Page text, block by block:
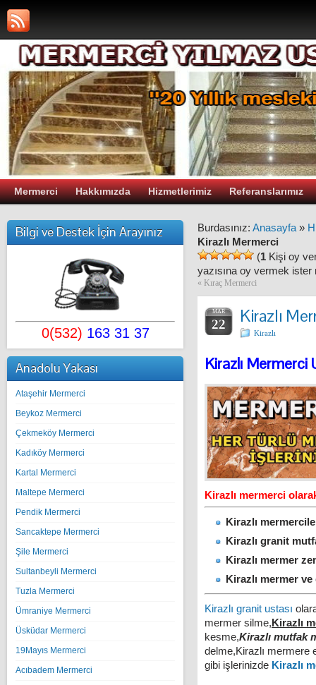
Mermerci Hakkımızda Hizmetlerimiz Referanslarımız
Bilgi ve Destek İçin Arayınız
0(532) 163 31 37
Anadolu Yakası
Ataşehir Mermerci
Beykoz Mermerci
Çekmeköy Mermerci
Kadıköy Mermerci
Kartal Mermerci
Maltepe Mermerci
Pendik Mermerci
Sancaktepe Mermerci
Şile Mermerci
Sultanbeyli Mermerci
Tuzla Mermerci
Ümraniye Mermerci
Üsküdar Mermerci
19Mayıs Mermerci
Acıbadem Mermerci
Burdasınız: Anasayfa »
Kirazlı Mermerci
(1 Kişi oy
yazısına oy vermek ister
« Kıraç Mermerci
MAR
22 Kirazlı
Kirazlı
Kirazlı Mermerci
Kirazlı mermerci
Kirazlı
Kirazlı granit
Kirazlı mermer
Kirazlı mermer
Kirazlı granit ustası
mermer silme,Kirazlı
kesme,Kirazlı mutfak
delme,Kirazlı mermere
gibi işlerinizde Kirazlı